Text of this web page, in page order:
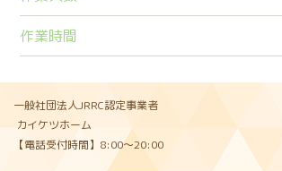
作業時間
一般社団法人JRRC認定事業者
カイケツホーム
【電話受付時間】8:00〜20:00